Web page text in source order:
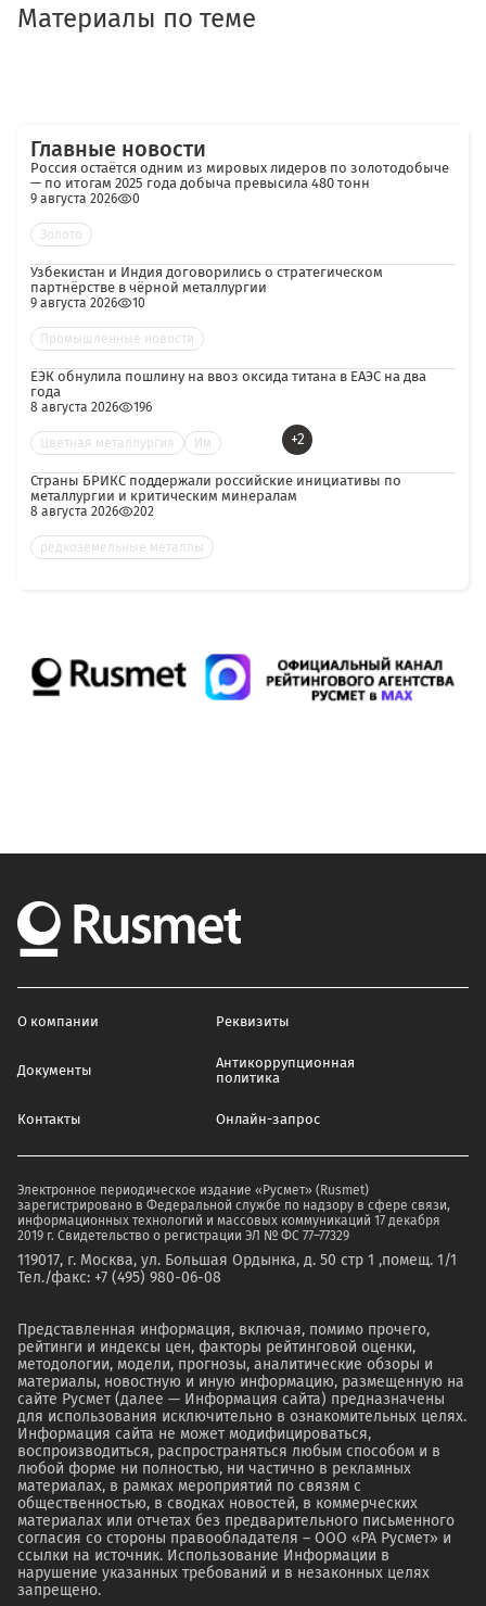
Материалы по теме
Главные новости
Россия остаётся одним из мировых лидеров по золотодобыче
— по итогам 2025 года добыча превысила 480 тонн
9 августа 2026 0
Золото
Узбекистан и Индия договорились о стратегическом
партнёрстве в чёрной металлургии
9 августа 2026 10
Промышленные новости
ЕЭК обнулила пошлину на ввоз оксида титана в ЕАЭС на два
года
8 августа 2026 196
Цветная металлургия Им +2
Страны БРИКС поддержали российские инициативы по
металлургии и критическим минералам
8 августа 2026 202
редкоземельные металлы
О компании Реквизиты
Документы
Антикоррупционная
политика
Контакты Онлайн-запрос
Электронное периодическое издание «Русмет» (Rusmet)
зарегистрировано в Федеральной службе по надзору в сфере связи,
информационных технологий и массовых коммуникаций 17 декабря
2019 г. Свидетельство о регистрации ЭЛ № ФС 77–77329
119017, г. Москва, ул. Большая Ордынка, д. 50 стр 1 ,помещ. 1/1
Тел./факс: +7 (495) 980-06-08
Представленная информация, включая, помимо прочего,
рейтинги и индексы цен, факторы рейтинговой оценки,
методологии, модели, прогнозы, аналитические обзоры и
материалы, новостную и иную информацию, размещенную на
сайте Русмет (далее — Информация сайта) предназначены
для использования исключительно в ознакомительных целях.
Информация сайта не может модифицироваться,
воспроизводиться, распространяться любым способом и в
любой форме ни полностью, ни частично в рекламных
материалах, в рамках мероприятий по связям с
общественностью, в сводках новостей, в коммерческих
материалах или отчетах без предварительного письменного
согласия со стороны правообладателя – ООО «РА Русмет» и
ссылки на источник. Использование Информации в
нарушение указанных требований и в незаконных целях
запрещено.